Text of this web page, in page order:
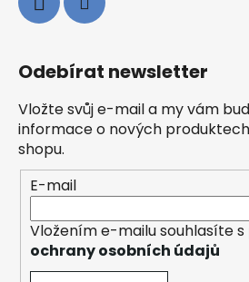
Odebírat newsletter
Vložte svůj e-mail a my vám
informace o nových
shopu.
E-mail
Vložením e-mailu souhlasíte s
ochrany osobních údajů